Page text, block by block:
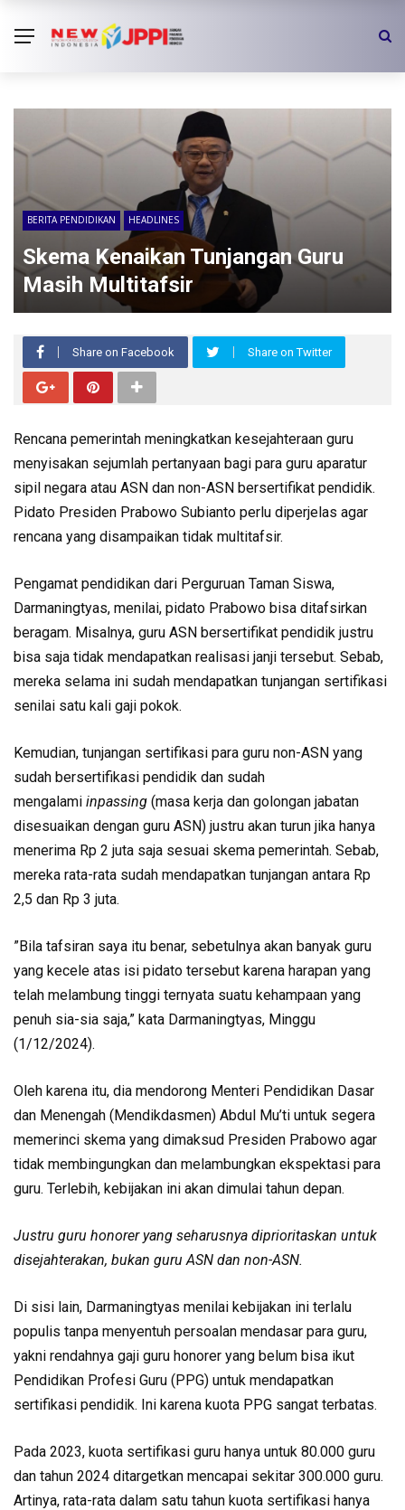
BERITA PENDIDIKAN HEADLINES
Skema Kenaikan Tunjangan Guru
Masih Multitafsir
Share on Facebook Share on Twitter
Rencana pemerintah meningkatkan kesejahteraan guru
menyisakan sejumlah pertanyaan bagi para guru aparatur
sipil negara atau ASN dan non-ASN bersertifikat pendidik.
Pidato Presiden Prabowo Subianto perlu diperjelas agar
rencana yang disampaikan tidak multitafsir.
Pengamat pendidikan dari Perguruan Taman Siswa,
Darmaningtyas, menilai, pidato Prabowo bisa ditafsirkan
beragam. Misalnya, guru ASN bersertifikat pendidik justru
bisa saja tidak mendapatkan realisasi janji tersebut. Sebab,
mereka selama ini sudah mendapatkan tunjangan sertifikasi
senilai satu kali gaji pokok.
Kemudian, tunjangan sertifikasi para guru non-ASN yang
sudah bersertifikasi pendidik dan sudah
mengalami inpassing (masa kerja dan golongan jabatan
disesuaikan dengan guru ASN) justru akan turun jika hanya
menerima Rp 2 juta saja sesuai skema pemerintah. Sebab,
mereka rata-rata sudah mendapatkan tunjangan antara Rp
2,5 dan Rp 3 juta.
”Bila tafsiran saya itu benar, sebetulnya akan banyak guru
yang kecele atas isi pidato tersebut karena harapan yang
telah melambung tinggi ternyata suatu kehampaan yang
penuh sia-sia saja,” kata Darmaningtyas, Minggu
(1/12/2024).
Oleh karena itu, dia mendorong Menteri Pendidikan Dasar
dan Menengah (Mendikdasmen) Abdul Mu’ti untuk segera
memerinci skema yang dimaksud Presiden Prabowo agar
tidak membingungkan dan melambungkan ekspektasi para
guru. Terlebih, kebijakan ini akan dimulai tahun depan.
Justru guru honorer yang seharusnya diprioritaskan untuk
disejahterakan, bukan guru ASN dan non-ASN.
Di sisi lain, Darmaningtyas menilai kebijakan ini terlalu
populis tanpa menyentuh persoalan mendasar para guru,
yakni rendahnya gaji guru honorer yang belum bisa ikut
Pendidikan Profesi Guru (PPG) untuk mendapatkan
sertifikasi pendidik. Ini karena kuota PPG sangat terbatas.
Pada 2023, kuota sertifikasi guru hanya untuk 80.000 guru
dan tahun 2024 ditargetkan mencapai sekitar 300.000 guru.
Artinya, rata-rata dalam satu tahun kuota sertifikasi hanya